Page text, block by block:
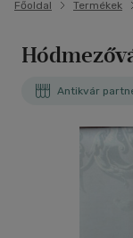
Főoldal Termékek
Antikvár